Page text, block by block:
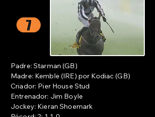
Resistencia en el Remate: A pesar de
gastar mucha energía al principio, ha
demostrado una gran capacidad para
pelear hasta el final. Su victoria en
Doncaster fue en un final de fotografía,
ganando por apenas una nariz, lo que
resalta su tenacidad.
Padre: Starman (GB)
Madre: Kemble (IRE) por Kodiac (GB)
Criador: Pier House Stud
Entrenador: Jim Boyle
Jockey: Kieran Shoemark